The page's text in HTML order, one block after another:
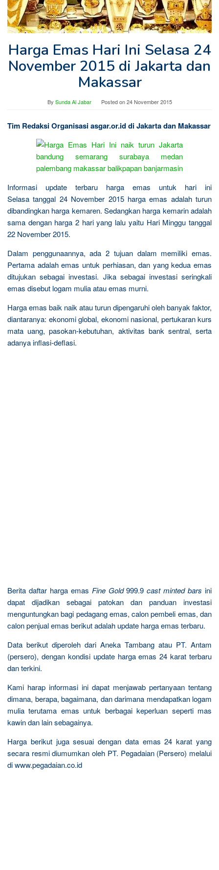
Harga Emas Hari Ini Selasa 24
November 2015 di Jakarta dan
Makassar
By Sunda Al Jabar Posted on24 November 2015
Tim Redaksi Organisasi asgar.or.id di Jakarta dan Makassar
Informasi update terbaru harga emas untuk hari ini
Selasa tanggal 24 November 2015 harga emas adalah turun
dibandingkan harga kemaren. Sedangkan harga kemarin adalah
sama dengan harga 2 hari yang lalu yaitu Hari Minggu tanggal
22 November 2015.
Dalam penggunaannya, ada 2 tujuan dalam memiliki emas.
Pertama adalah emas untuk perhiasan, dan yang kedua emas
ditujukan sebagai investasi. Jika sebagai investasi seringkali
emas disebut logam mulia atau emas murni.
Harga emas baik naik atau turun dipengaruhi oleh banyak faktor,
diantaranya: ekonomi global, ekonomi nasional, pertukaran kurs
mata uang, pasokan-kebutuhan, aktivitas bank sentral, serta
adanya inflasi-deflasi.
Berita daftar harga emas Fine Gold999.9cast minted barsini
dapat dijadikan sebagai patokan dan panduan investasi
menguntungkan bagi pedagang emas, calon pembeli emas, dan
calon penjual emas berikut adalah update harga emas terbaru.
Data berikut diperoleh dari Aneka Tambang atau PT. Antam
(persero), dengan kondisi update harga emas 24 karat terbaru
dan terkini.
Kami harap informasi ini dapat menjawab pertanyaan tentang
dimana, berapa, bagaimana, dan darimana mendapatkan logam
mulia terutama emas untuk berbagai keperluan seperti mas
kawin dan lain sebagainya.
Harga berikut juga sesuai dengan data emas 24 karat yang
secara resmi diumumkan oleh PT. Pegadaian (Persero) melalui
di www.pegadaian.co.id